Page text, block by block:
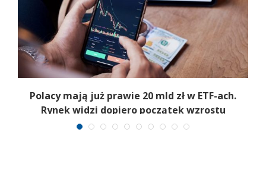
Polacy mają już prawie 20 mld zł w ETF-ach.
Rynek widzi dopiero początek wzrostu